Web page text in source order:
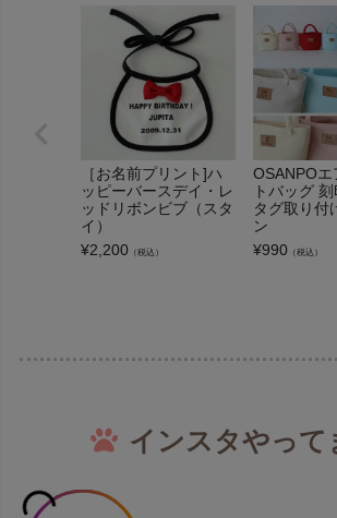
［お名前プリント]ハ
ッピーバースデイ・レ
ッドリボンビブ（スタ
イ）
¥2,200 （税込）
OSANPOエ
トバッグ
タグ取り付
ン
¥990 （税込）
インスタやって